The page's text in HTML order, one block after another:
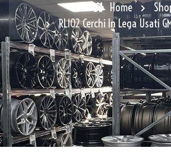
Home
RL102 Cerchi In Lega Usati